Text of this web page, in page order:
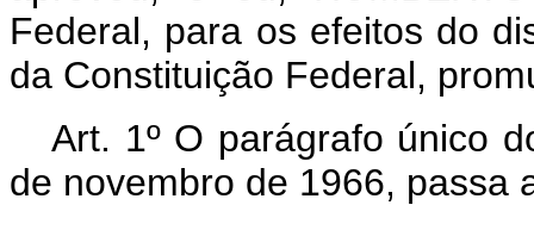
Federal, para os efeitos do
da Constituição Federal,
Art. 1º O parágrafo único
de novembro de 1966, passa